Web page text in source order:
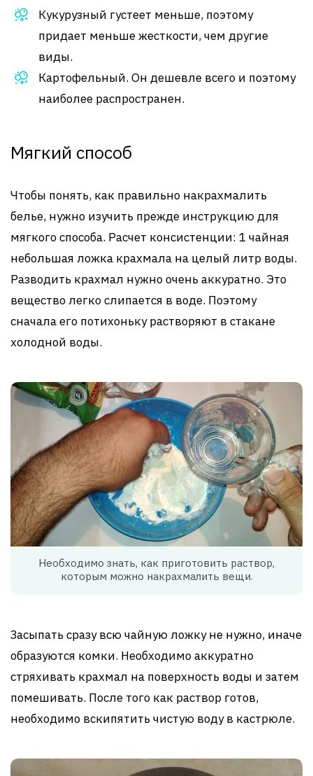
Кукурузный густеет меньше, поэтому
придает меньше жесткости, чем другие
виды.
Картофельный. Он дешевле всего и поэтому
наиболее распространен.
Мягкий способ
Чтобы понять, как правильно накрахмалить
белье, нужно изучить прежде инструкцию для
мягкого способа. Расчет консистенции: 1 чайная
небольшая ложка крахмала на целый литр воды.
Разводить крахмал нужно очень аккуратно. Это
вещество легко слипается в воде. Поэтому
сначала его потихоньку растворяют в стакане
холодной воды.
Необходимо знать, как приготовить раствор,
которым можно накрахмалить вещи.
Засыпать сразу всю чайную ложку не нужно, иначе
образуются комки. Необходимо аккуратно
стряхивать крахмал на поверхность воды и затем
помешивать. После того как раствор готов,
необходимо вскипятить чистую воду в кастрюле.